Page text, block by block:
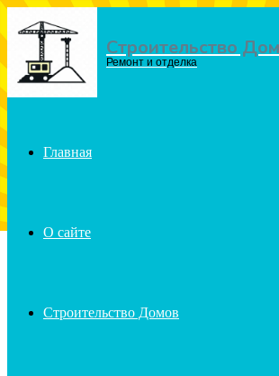
Строительство
Ремонт и отделка
Главная
О сайте
Строительство Домов